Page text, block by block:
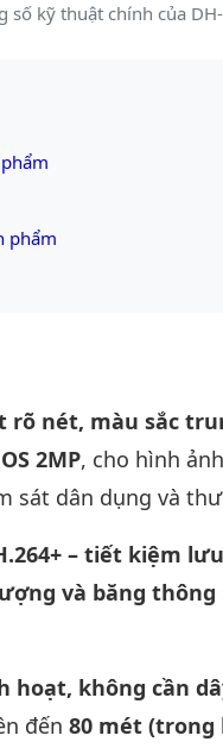
số kỹ thuật chính của
phẩm
rõ nét, màu sắc
2MP, cho hình
sát dân dụng và
– tiết kiệm
và băng thông
hoạt, không cần
đến 80 mét (trong